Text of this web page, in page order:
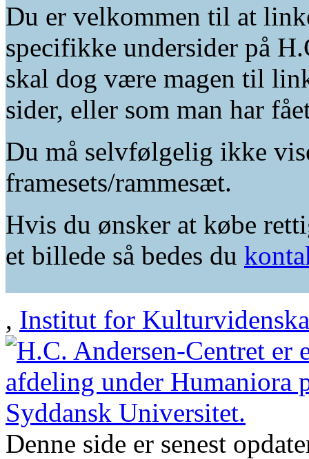
Du er velkommen til at
specifikke undersider på
skal dog være magen til
sider, eller som man har
Du må selvfølgelig ikke
framesets/rammesæt.
Hvis du ønsker at købe
et billede så bedes du
, Institut for
Denne side er senest